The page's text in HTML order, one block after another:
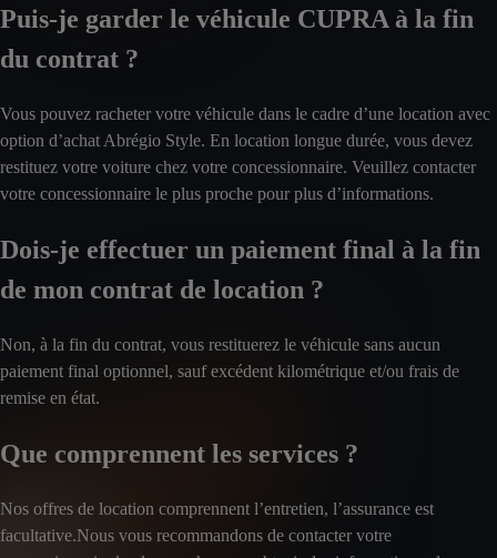
Puis-je garder le véhicule CUPRA à la fin
du contrat ?
Vous pouvez racheter votre véhicule dans le cadre d’une location avec
option d’achat Abrégio Style. En location longue durée, vous devez
restituez votre voiture chez votre concessionnaire. Veuillez contacter
votre concessionnaire le plus proche pour plus d’informations.
Dois-je effectuer un paiement final à la fin
de mon contrat de location ?
Non, à la fin du contrat, vous restituerez le véhicule sans aucun
paiement final optionnel, sauf excédent kilométrique et/ou frais de
remise en état.
Que comprennent les services ?
Nos offres de location comprennent l’entretien, l’assurance est
facultative.Nous vous recommandons de contacter votre